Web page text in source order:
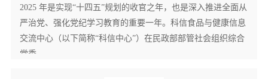
2025 年是实现“十四五”规划的收官之年，也是深入推进全面从
严治党、强化党纪学习教育的重要一年。科信食品与健康信息
交流中心（以下简称“科信中心”）在民政部部管社会组织综合
党委...